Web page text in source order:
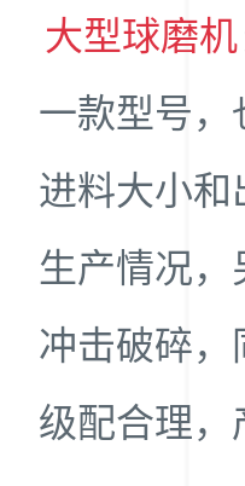
大型球磨机
一款型号，
进料大小和
生产情况
冲击破碎，
级配合理，